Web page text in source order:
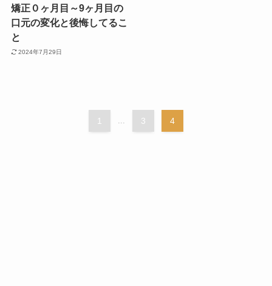
矯正０ヶ月目～9ヶ月目の
口元の変化と後悔してるこ
と
2024年7月29日
1 ... 3 4